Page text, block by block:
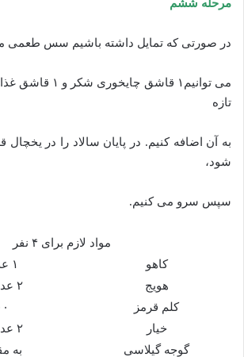
مرحله ششم
در صورتی که تمایل داشته باشیم سس طعمی
می توانیم۱ قاشق
تازه
به آن اضافه کنیم. در پایان سالاد را در
شود،
سپس سرو می کنیم.
مواد لازم برای ۴ نفر
کاهو
۱ عدد کوچک
هویج
۲ عدد متوسط
کلم قرمز
خیار
۲ عدد متوسط
گوجه گیلاسی
به